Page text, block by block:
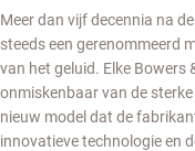
Meer dan vijf decennia na
steeds een gerenommeerd
van het geluid. Elke Bowers
onmiskenbaar van de
nieuw model dat de
innovatieve technologie en